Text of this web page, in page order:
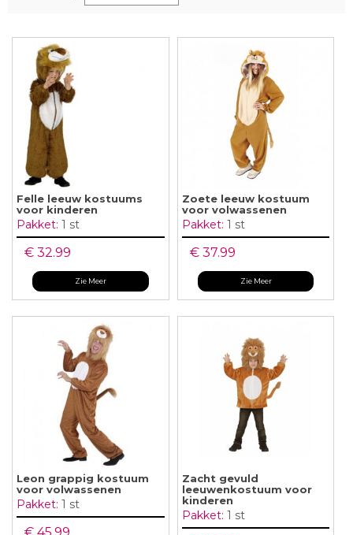
Felle leeuw kostuums
voor kinderen
Pakket: 1 st
€ 32.99
Zie Meer
Zoete leeuw kostuum
voor volwassenen
Pakket: 1 st
€ 37.99
Zie Meer
Leon grappig kostuum
voor volwassenen
Pakket: 1 st
Zacht gevuld
leeuwenkostuum voor
kinderen
Pakket: 1 st